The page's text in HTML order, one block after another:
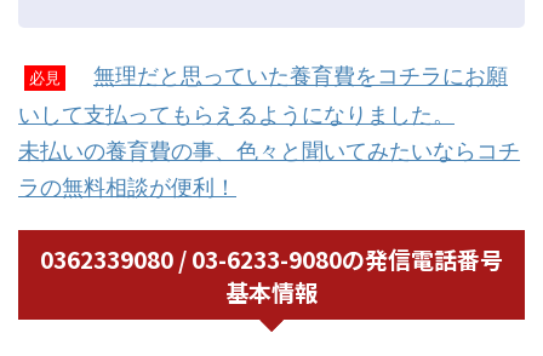
必見
無理だと思っていた養育費をコチラにお願
いして支払ってもらえるようになりました。
未払いの養育費の事、色々と聞いてみたいならコチ
ラの無料相談が便利！
0362339080 / 03-6233-9080の発信電話番号
基本情報